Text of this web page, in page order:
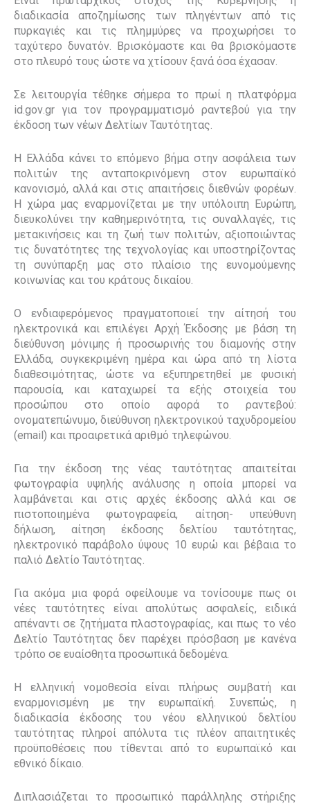
διαδικασία αποζημίωσης των πληγέντων από τις
πυρκαγιές και τις πλημμύρες να προχωρήσει το
ταχύτερο δυνατόν. Βρισκόμαστε και θα βρισκόμαστε
στο πλευρό τους ώστε να χτίσουν ξανά όσα έχασαν.
Σε λειτουργία τέθηκε σήμερα το πρωί η πλατφόρμα
id govgr για τον προγραμματισμό ραντεβού για την
έκδοση των νέων Δελτίων Ταυτότητας.
Η Ελλάδα κάνει το επόμενο βήμα στην ασφάλεια των
πολιτών της ανταποκρινόμενη στον ευρωπαϊκό
κανονισμό, αλλά και στις απαιτήσεις διεθνών φορέων.
Η χώρα μας εναρμονίζεται με την υπόλοιπη Ευρώπη,
διευκολύνει την καθημερινότητα, τις συναλλαγές, τις
μετακινήσεις και τη ζωή των πολιτών, αξιοποιώντας
τις δυνατότητες της τεχνολογίας και υποστηρίζοντας
τη συνύπαρξη μας στο πλαίσιο της ευνομούμενης
κοινωνίας και του κράτους δικαίου.
Ο ενδιαφερόμενος πραγματοποιεί την αίτησή του
ηλεκτρονικά και επιλέγει Αρχή Έκδοσης με βάση τη
διεύθυνση μόνιμης ή προσωρινής του διαμονής στην
Ελλάδα, συγκεκριμένη ημέρα και ώρα από τη λίστα
διαθεσιμότητας, ώστε να εξυπηρετηθεί με φυσική
παρουσία, και καταχωρεί τα εξής στοιχεία του
προσώπου στο οποίο αφορά το ραντεβού:
ονοματεπώνυμο, διεύθυνση ηλεκτρονικού ταχυδρομείου
(email) και προαιρετικά αριθμό τηλεφώνου.
Για την έκδοση της νέας ταυτότητας απαιτείται
φωτογραφία υψηλής ανάλυσης η οποία μπορεί να
λαμβάνεται και στις αρχές έκδοσης αλλά και σε
πιστοποιημένα φωτογραφεία, αίτηση- υπεύθυνη
δήλωση, αίτηση έκδοσης δελτίου ταυτότητας,
ηλεκτρονικό παράβολο ύψους 10 ευρώ και βέβαια το
παλιό Δελτίο Ταυτότητας.
Για ακόμα μια φορά οφείλουμε να τονίσουμε πως οι
νέες ταυτότητες είναι απολύτως ασφαλείς, ειδικά
απέναντι σε ζητήματα πλαστογραφίας, και πως το νέο
Δελτίο Ταυτότητας δεν παρέχει πρόσβαση με κανένα
τρόπο σε ευαίσθητα προσωπικά δεδομένα.
Η ελληνική νομοθεσία είναι πλήρως συμβατή και
εναρμονισμένη με την ευρωπαϊκή. Συνεπώς, η
διαδικασία έκδοσης του νέου ελληνικού δελτίου
ταυτότητας πληροί απόλυτα τις πλέον απαιτητικές
προϋποθέσεις που τίθενται από το ευρωπαϊκό και
εθνικό δίκαιο.
Διπλασιάζεται το προσωπικό παράλληλης στήριξης